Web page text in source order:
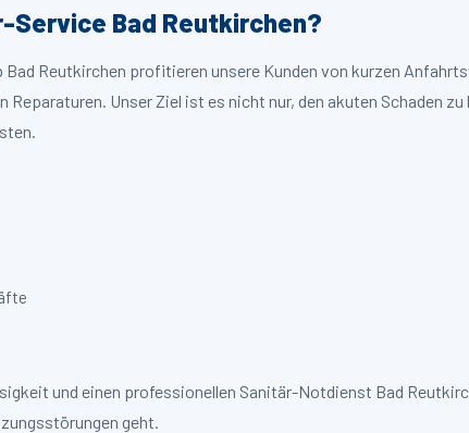
Bad Reutkirchen?
Reutkirchen profitieren unsere Kunden von kurzen
Unser Ziel ist es nicht nur, den akuten Schaden zu
und einen professionellen Sanitär-Notdienst Bad
geht.